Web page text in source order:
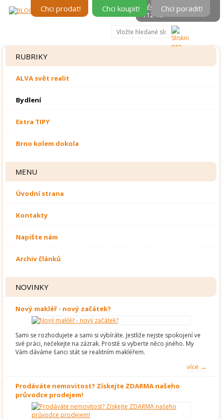
info@alvareal.cz, 602
712 407
Chci prodat! Chci koupit! Chci poradit!
RUBRIKY
ALVA svět realit
Bydlení
Extra TIPY
Brno kolem dokola
MENU
Úvodní strana
Kontakty
Napište nám
Archiv článků
NOVINKY
Nový makléř - nový začátek?
Sami se rozhodujete a sami si vybíráte. Jestliže nejste spokojení ve
své práci, nečekejte na zázrak. Prostě si vyberte něco jiného. My
Vám dáváme šanci stát se realitním makléřem.
více →
Prodáváte nemovitost? Získejte ZDARMA našeho
průvodce prodejem!